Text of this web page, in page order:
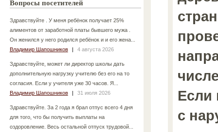
Вопросы посетителей
Здравствуйте . У меня ребёнок получает 25%
алиментов от заработной платы бывшего мужа .
Он женился у него родился ребёнок и и его жена...
Владимир Шапошников
| 4 августа 2026
Здравствуйте, может ли директор школы дать
дополнительную нагрузку учителю без его на то
согласия. Если у учителя уже 30 часов. Я...
Владимир Шапошников
| 31 июля 2026
Здравствуйте. За 2 года я брал отпус всего 4 дня
для того, что бы получить выплаты на
оздоровление. Весь остальной отпуск трудовой...
Если
с